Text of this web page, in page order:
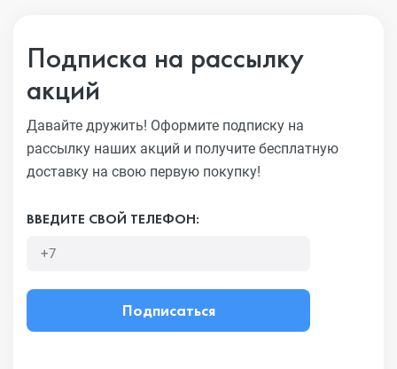
Подписка на рассылку
акций
Давайте дружить! Оформите подписку на
рассылку наших акций и получите бесплатную
доставку на свою первую покупку!
ВВЕДИТЕ СВОЙ ТЕЛЕФОН:
Подписаться